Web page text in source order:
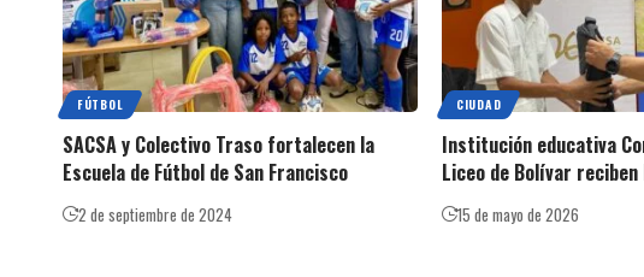
FÚTBOL
SACSA y Colectivo Traso fortalecen la
Escuela de Fútbol de San Francisco
2 de septiembre de 2024
CIUDAD
Institución educativa
Liceo de Bolívar
15 de mayo de 2026